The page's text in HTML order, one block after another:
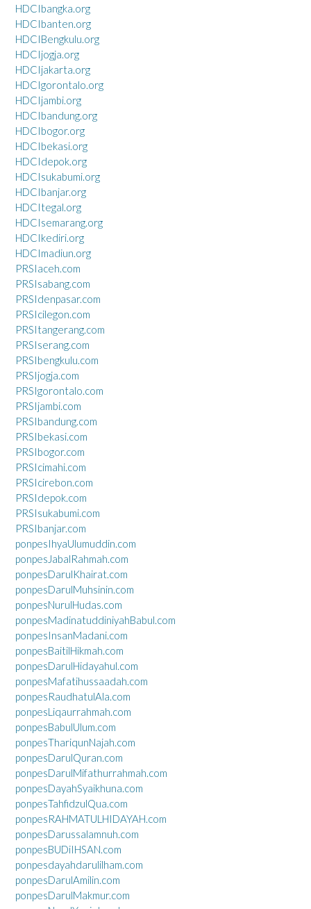
HDCIbangka.org
HDCIbanten.org
HDCIBengkulu.org
HDCIjogja.org
HDCIjakarta.org
HDCIgorontalo.org
HDCIjambi.org
HDCIbandung.org
HDCIbogor.org
HDCIbekasi.org
HDCIdepok.org
HDCIsukabumi.org
HDCIbanjar.org
HDCItegal.org
HDCIsemarang.org
HDCIkediri.org
HDCImadiun.org
PRSIaceh.com
PRSIsabang.com
PRSIdenpasar.com
PRSIcilegon.com
PRSItangerang.com
PRSIserang.com
PRSIbengkulu.com
PRSIjogja.com
PRSIgorontalo.com
PRSIjambi.com
PRSIbandung.com
PRSIbekasi.com
PRSIbogor.com
PRSIcimahi.com
PRSIcirebon.com
PRSIdepok.com
PRSIsukabumi.com
PRSIbanjar.com
ponpesIhyaUlumuddin.com
ponpesJabalRahmah.com
ponpesDarulKhairat.com
ponpesDarulMuhsinin.com
ponpesNurulHudas.com
ponpesMadinatuddiniyahBabul.com
ponpesInsanMadani.com
ponpesBaitilHikmah.com
ponpesDarulHidayahul.com
ponpesMafatihussaadah.com
ponpesRaudhatulAla.com
ponpesLiqaurrahmah.com
ponpesBabulUlum.com
ponpesThariqunNajah.com
ponpesDarulQuran.com
ponpesDarulMifathurrahmah.com
ponpesDayahSyaikhuna.com
ponpesTahfidzulQua.com
ponpesRAHMATULHIDAYAH.com
ponpesDarussalamnuh.com
ponpesBUDiIHSAN.com
ponpesdayahdarulilham.com
ponpesDarulAmilin.com
ponpesDarulMakmur.com